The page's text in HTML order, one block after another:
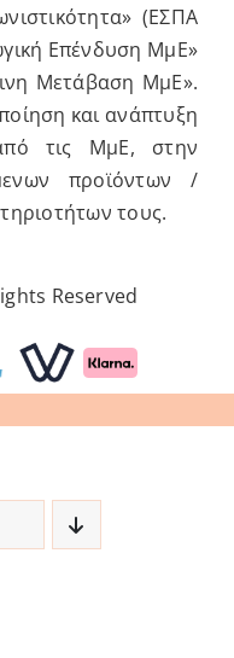
(ΕΣΠΑ
Επένδυση ΜμΕ»
Μετάβαση ΜμΕ».
και ανάπτυξη
τις ΜμΕ, στην
προϊόντων /
τους.
Reserved